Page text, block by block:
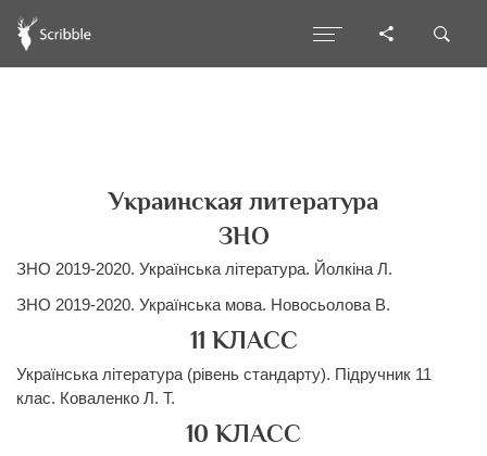
Украинская литература
ЗНО
ЗНО 2019-2020. Українська література. Йолкіна Л.
ЗНО 2019-2020. Українська мова. Новосьолова В.
11 КЛАСС
Українська література (рівень стандарту). Підручник 11
клас. Коваленко Л. Т.
10 КЛАСС